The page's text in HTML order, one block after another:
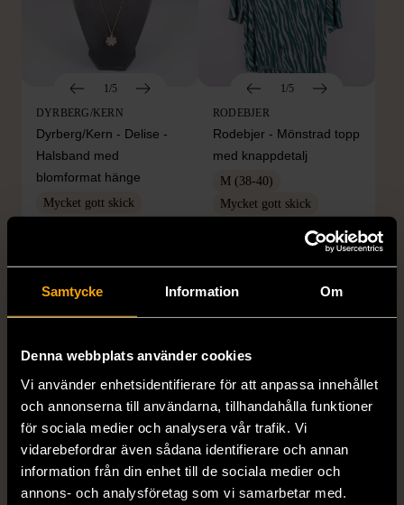
Samtycke Information Om
Denna webbplats använder cookies
Vi använder enhetsidentifierare för att anpassa innehållet
och annonserna till användarna, tillhandahålla funktioner
för sociala medier och analysera vår trafik. Vi
vidarebefordrar även sådana identifierare och annan
information från din enhet till de sociala medier och
annons- och analysföretag som vi samarbetar med.
1/5
DYRBERG/KERN
Dyrberg/Kern - Delise -
Halsband med
blomformat hänge
Mycket gott skick
1/5
RODEBJER
Rodebjer - Mönstrad topp
med knappdetalj
M (38-40)
Mycket gott skick
1/5
H&M
H&M - Leopardmönstrad
1/5
H&M
H&M - Plisserad midikjol